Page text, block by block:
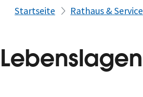
Startseite Rathaus & Service
Lebenslagen